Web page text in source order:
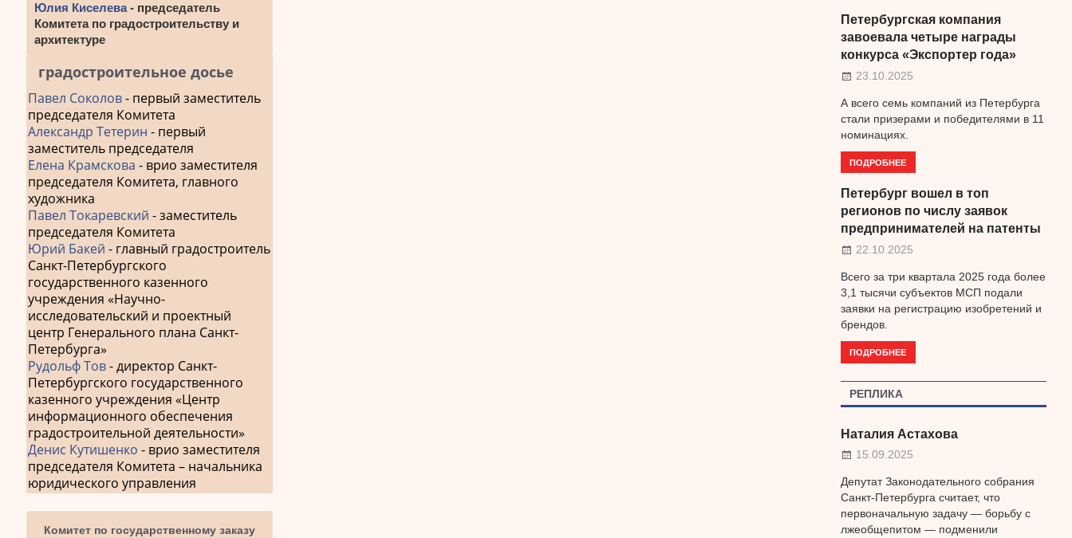
Юлия Киселева- председатель
Комитета по градостроительству и
архитектуре
градостроительное досье
Павел Соколов- первый заместитель
председателя Комитета
Александр Тетерин - первый
заместитель председателя
Елена Крамскова - врио заместителя
председателя Комитета, главного
художника
Павел Токаревский - заместитель
председателя Комитета
Юрий Бакей - главный градостроитель
Санкт-Петербургского
государственного казенного
учреждения «Научно-
исследовательский и проектный
центр Генерального плана Санкт-
Петербурга»
Рудольф Тов- директор Санкт-
Петербургского государственного
казенного учреждения «Центр
информационного обеспечения
градостроительной деятельности»
Денис Кутишенко - врио заместителя
председателя Комитета – начальника
юридического управления
Комитет по государственному заказу
Петербургская компания
завоевала четыре награды
конкурса «Экспортер года»
23.10.2025
А всего семь компаний из Петербурга
стали призерами и победителями в 11
номинациях.
ПОДРОБНЕЕ
Петербург вошел в топ
регионов по числу заявок
предпринимателей на патенты
22.10.2025
Всего за три квартала 2025 года более
3,1 тысячи субъектов МСП подали
заявки на регистрацию изобретений и
брендов.
ПОДРОБНЕЕ
РЕПЛИКА
Наталия Астахова
15.09.2025
Депутат Законодательного собрания
Санкт-Петербурга считает, что
первоначальную задачу — борьбу с
лжеобщепитом — подменили